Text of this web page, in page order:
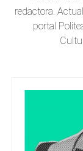
redactora.
portal